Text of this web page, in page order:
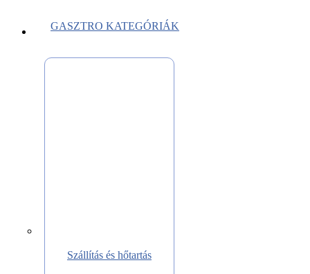
GASZTRO KATEGÓRIÁK
Szállítás és hőtartás